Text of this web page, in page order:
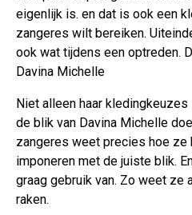
eigenlijk is. en dat is ook een
zangeres wilt bereiken.
ook wat tijdens een optreden.
Davina Michelle
Niet alleen haar
de blik van Davina Michelle
zangeres weet precies hoe ze
imponeren met de juiste blik.
graag gebruik van. Zo weet ze
raken.